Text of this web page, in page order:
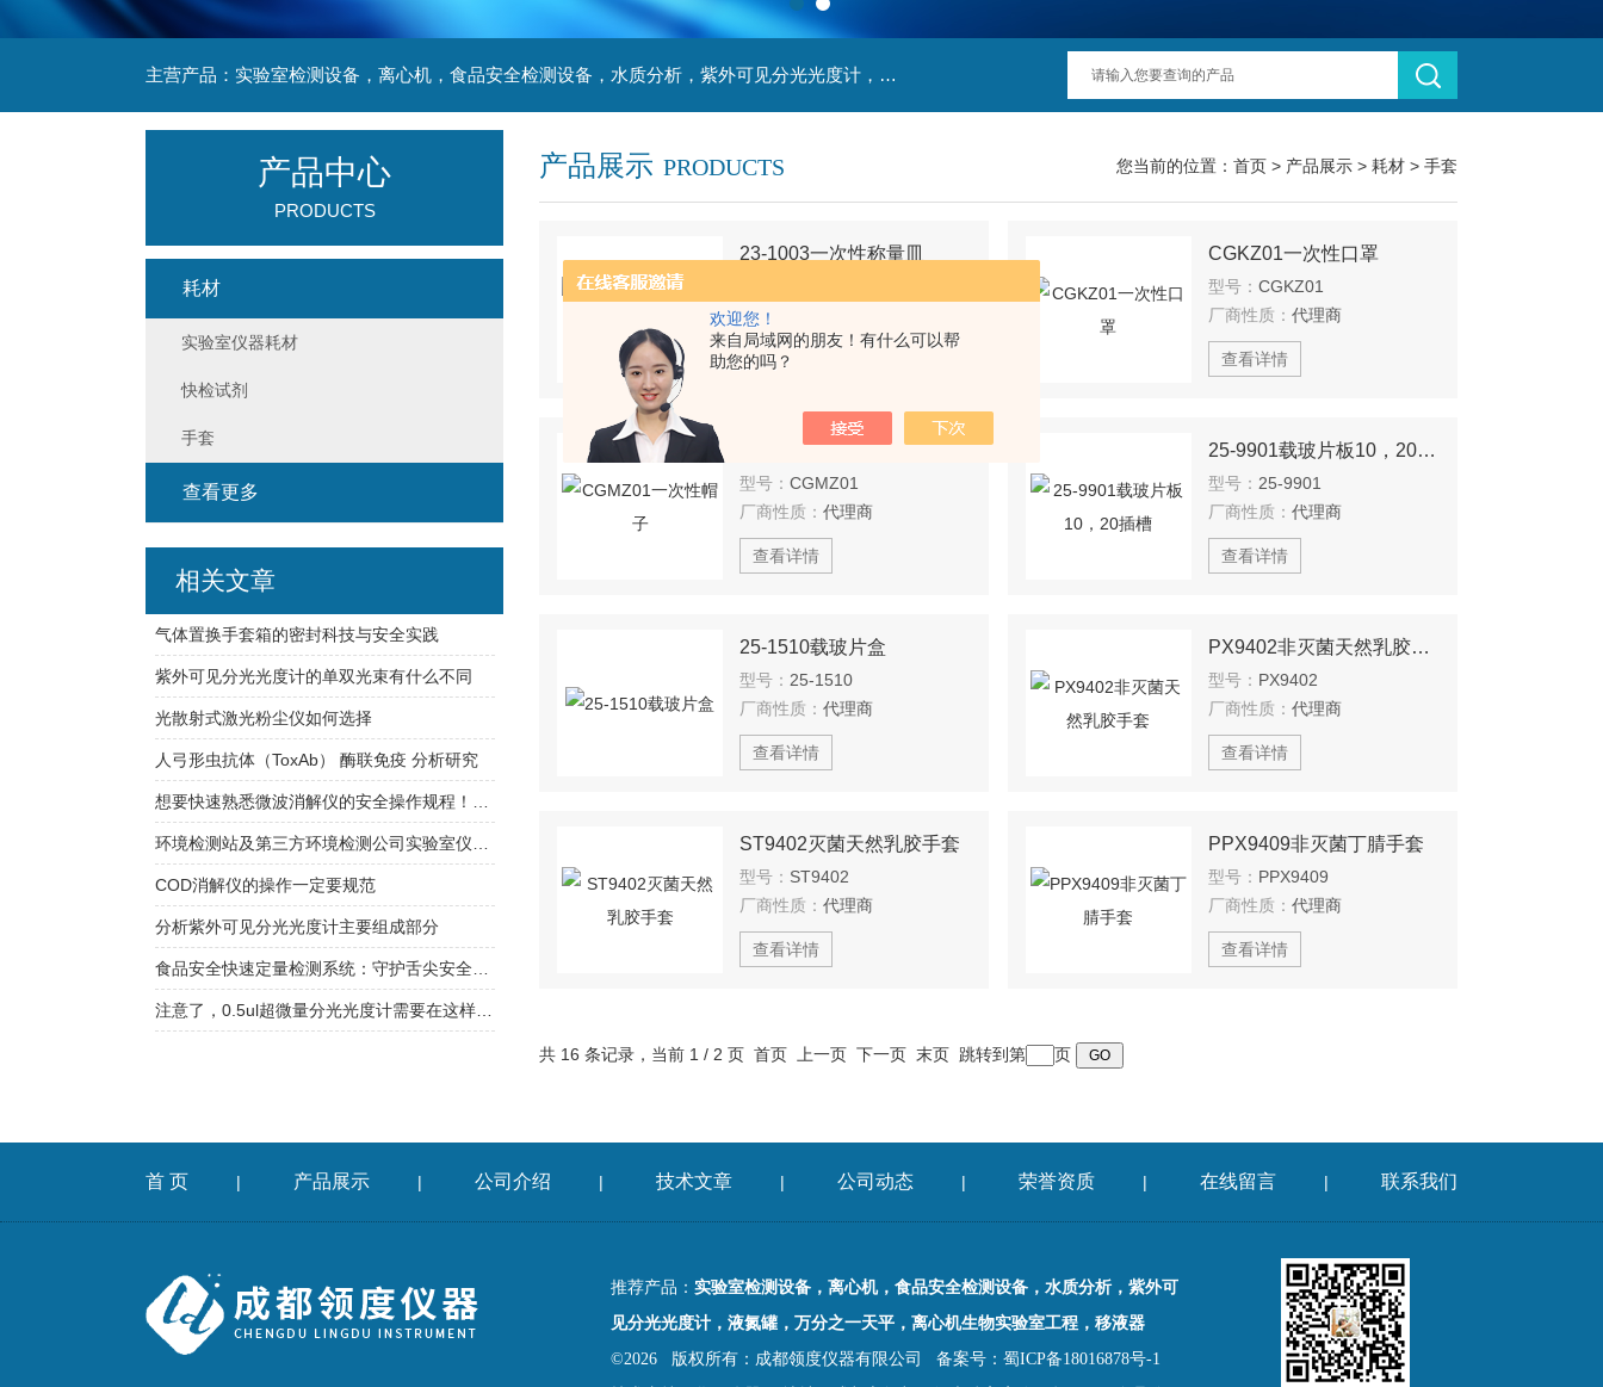
欢迎您！
来自局域网的朋友！有什么可以帮
助您的吗？
主营产品：实验室检测设备，离心机，食品安全检测设备，水质分析，紫外可见分光光度计，液氮罐，万分之一天平，离心机生物实验室工程，移液器
产品展示 PRODUCTS 您当前的位置： 首页 > 产品展示 > 耗材 > 手套
23-1003一次性称量皿
厂商性质：
查看详情
CGKZ01一次性口罩
型号： CGKZ01
厂商性质： 代理商
查看详情
CGMZ01一次性帽子
型号： CGMZ01
厂商性质： 代理商
查看详情
25-9901载玻片板10，20插槽
型号： 25-9901
厂商性质： 代理商
查看详情
25-1510载玻片盒
型号： 25-1510
厂商性质： 代理商
查看详情
PX9402非灭菌天然乳胶手套
型号： PX9402
厂商性质： 代理商
查看详情
ST9402灭菌天然乳胶手套
型号： ST9402
厂商性质： 代理商
查看详情
PPX9409非灭菌丁腈手套
型号： PPX9409
厂商性质： 代理商
查看详情
共 16 条记录，当前 1 / 2 页 首页 上一页 下一页 末页 跳转到第 页
产品中心
PRODUCTS
耗材
实验室仪器耗材
快检试剂
手套
查看更多
相关文章
气体置换手套箱的密封科技与安全实践
紫外可见分光光度计的单双光束有什么不同
光散射式激光粉尘仪如何选择
人弓形虫抗体（ToxAb） 酶联免疫 分析研究
COD消解仪的操作一定要规范
分析紫外可见分光光度计主要组成部分
食品安全快速定量检测系统：守护舌尖安全的利器
注意了，0.5ul超微量分光光度计需要在这样的环境中工作
首 页 | 产品展示 | 公司介绍 | 技术文章 | 公司动态 | 荣誉资质 | 在线留言 | 联系我们
推荐产品： 实验室检测设备，离心机，食品安全检测设备，水质分析，紫外可
见分光光度计，液氮罐，万分之一天平，离心机生物实验室工程，移液器
©2026 版权所有：成都领度仪器有限公司 备案号：蜀ICP备18016878号-1